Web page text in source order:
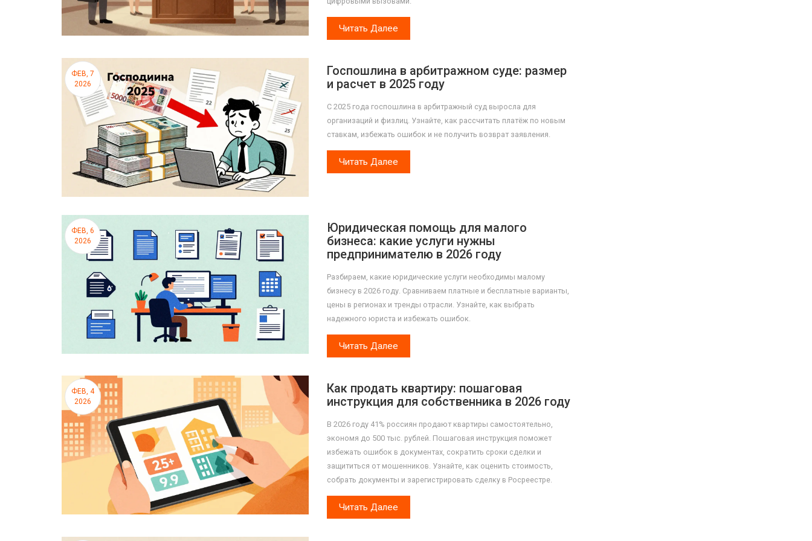
Читать Далее
ФЕВ, 7
2026
Госпошлина в арбитражном суде: размер
и расчет в 2025 году
С 2025 года госпошлина в арбитражный суд выросла для
организаций и физлиц. Узнайте, как рассчитать платёж по новым
ставкам, избежать ошибок и не получить возврат заявления.
Читать Далее
ФЕВ, 6
2026
Юридическая помощь для малого
бизнеса: какие услуги нужны
предпринимателю в 2026 году
Разбираем, какие юридические услуги необходимы малому
бизнесу в 2026 году. Сравниваем платные и бесплатные варианты,
цены в регионах и тренды отрасли. Узнайте, как выбрать
надежного юриста и избежать ошибок.
Читать Далее
ФЕВ, 4
2026
Как продать квартиру: пошаговая
инструкция для собственника в 2026 году
В 2026 году 41% россиян продают квартиры самостоятельно,
экономя до 500 тыс. рублей. Пошаговая инструкция поможет
избежать ошибок в документах, сократить сроки сделки и
защититься от мошенников. Узнайте, как оценить стоимость,
собрать документы и зарегистрировать сделку в Росреестре.
Читать Далее